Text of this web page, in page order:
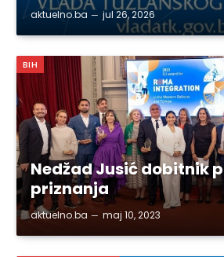
aktuelno.ba jul 26, 2026
BIH
Nedžad Jusić dobitnik
priznanja
aktuelno.ba maj 10, 2023